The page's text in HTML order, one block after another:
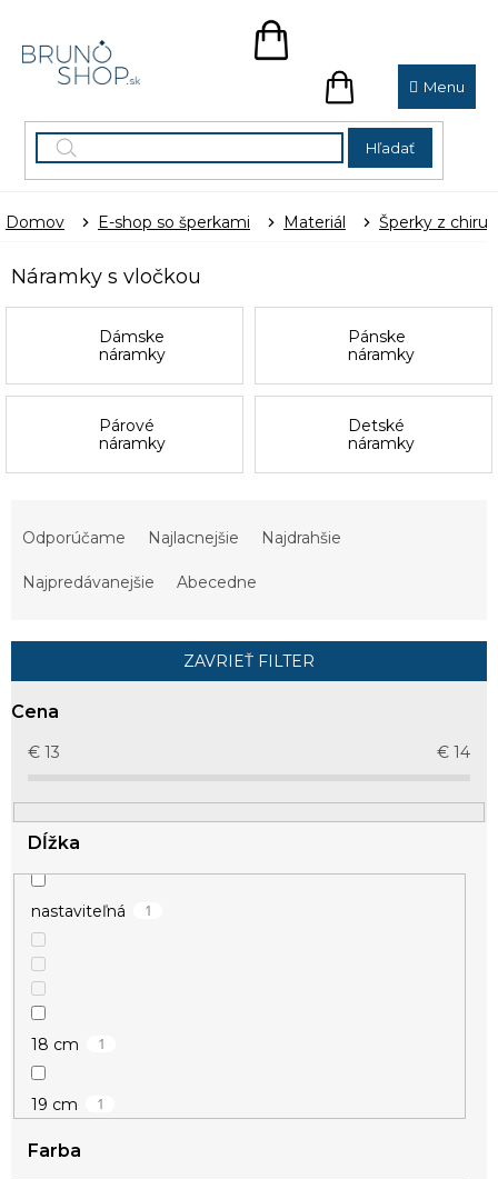
obsah
Hľadať
NÁKUPNÝ
NÁKUPNÝ
KOŠÍK
Domov E-shop so šperkami Materiál Šperky z
Náramky s vločkou
Dámske
náramky
Pánske
náramky
Párové
náramky
Detské
náramky
p
r
k
t
v
Odporúčame Najlacnejšie Najdrahšie
Najpredávanejšie Abecedne
ZAVRIEŤ FILTER
Cena
€ 13 € 14
Dĺžka
nastaviteľná 1
18 cm 1
19 cm 1
Farba